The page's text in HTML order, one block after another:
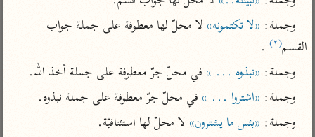
تفسير الثعالبي
تفسير السمرقندي
تفسير الثعلبي
البسيط للواحدي
الكشاف للزمخشري
المأثور
تفسير ابن أبي حاتم
تفسير مقاتل
وجملة: «لا تكتمونه»
القسم(٢)
.
وجملة: «نبذوه ... » في محلّ جرّ معطوفة على جملة أخذ الله.
وجملة: «اشتروا ... » في محلّ جرّ معطوفة على جملة نبذوه.
وجملة: «بئس ما يشترون» لا محلّ لها استئنافيّة.